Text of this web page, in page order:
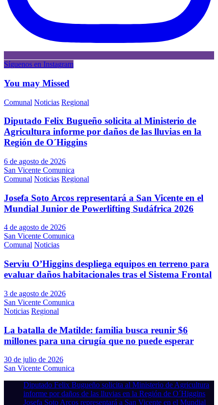
Síguenos en Instagram
You may Missed
Comunal Noticias Regional
Diputado Felix Bugueño solicita al Ministerio de
Agricultura informe por daños de las lluvias en la
Región de O´Higgins
6 de agosto de 2026
San Vicente Comunica
Comunal Noticias Regional
Josefa Soto Arcos representará a San Vicente en el
Mundial Junior de Powerlifting Sudáfrica 2026
4 de agosto de 2026
San Vicente Comunica
Comunal Noticias
Serviu O’Higgins despliega equipos en terreno para
evaluar daños habitacionales tras el Sistema Frontal
3 de agosto de 2026
San Vicente Comunica
Noticias Regional
La batalla de Matilde: familia busca reunir $6
millones para una cirugía que no puede esperar
30 de julio de 2026
San Vicente Comunica
Diputado Felix Bugueño solicita al Ministerio de Agricultura
informe por daños de las lluvias en la Región de O´Higgins
Josefa Soto Arcos representará a San Vicente en el Mundial